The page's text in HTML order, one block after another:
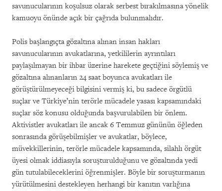
savunucularının koşulsuz olarak serbest bırakılmasına yönelik
kamuoyu önünde açık bir çağrıda bulunmalıdır.
Polis başlangıçta gözaltına alınan insan hakları
savunucularının avukatlarına, yetkililerin ayrıntıları
paylaşılmayan bir ihbar üzerine harekete geçtiğini söylemiş ve
gözaltına alınanların 24 saat boyunca avukatları ile
görüştürülmeyeceği bilgisini vermiş ki, bu sadece örgütlü
suçlar ve Türkiye’nin terörle mücadele yasası kapsamındaki
suçlar söz konusu olduğunda başvurulabilen bir önlem.
Aktivistler avukatları ile ancak 6 Temmuz gününün öğleden
sonrasında görüşebilmişler ve avukatlar, böylece,
müvekkillerinin, terörle mücadele kapsamında, silahlı örgüt
üyesi olmak iddiasıyla soruşturulduğunu ve gözaltında yedi
gün tutulabileceklerini öğrenmişler. Böyle bir soruşturmanın
yürütülmesini destekleyen herhangi bir kanıtın varlığına